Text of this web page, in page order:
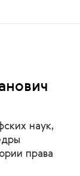
наук,
права